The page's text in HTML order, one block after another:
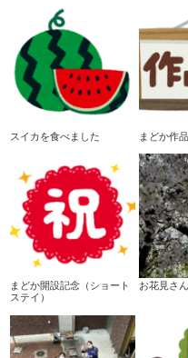
スイカを食べました まどか作
まどか開設記念（ショート
ステイ）
お花見さ